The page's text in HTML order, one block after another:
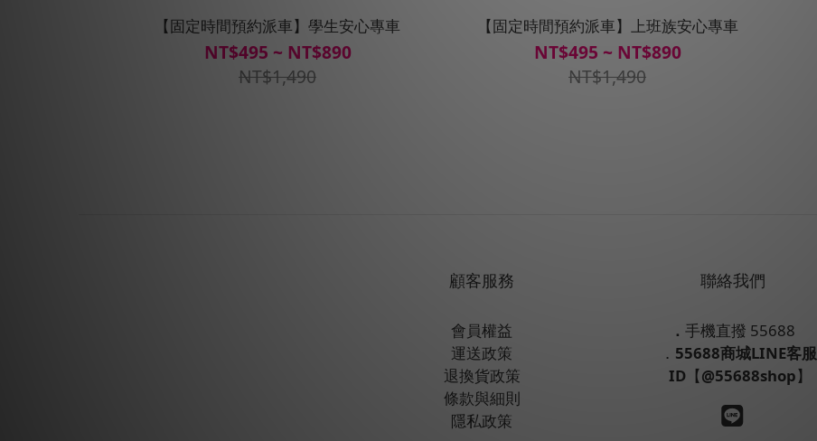
【固定時間預約派車】學生安心專車
NT$495 ~ NT$890
NT$1,490
【固定時間預約派車】上班族安心專車
NT$495 ~ NT$890
NT$1,490
顧客服務
會員權益
運送政策
退換貨政策
條款與細則
隱私政策
聯絡我們
．手機直撥 55688
． 55688商城LINE客服
ID【@55688shop】